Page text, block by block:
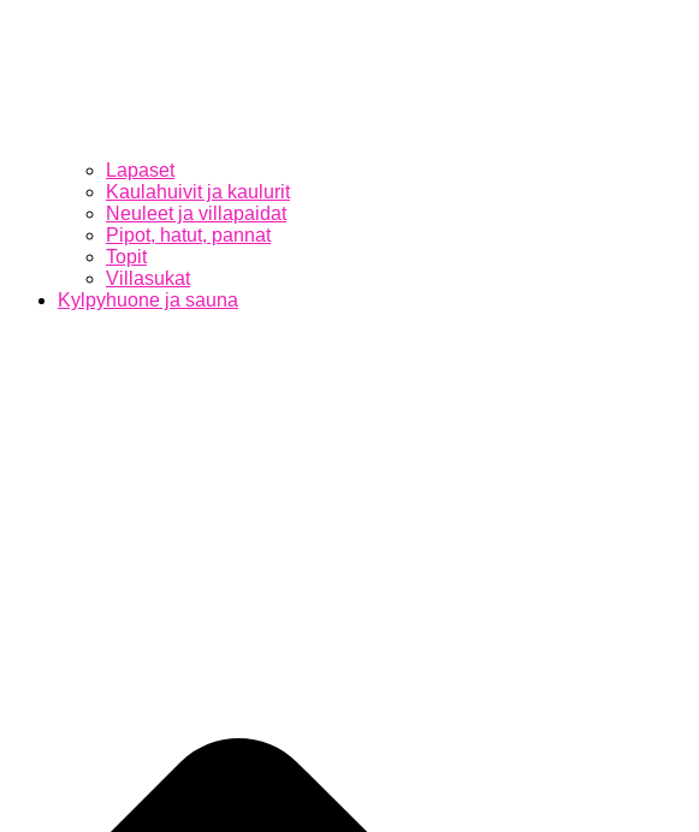
Lapaset
Kaulahuivit ja kaulurit
Neuleet ja villapaidat
Pipot, hatut, pannat
Topit
Villasukat
Kylpyhuone ja sauna